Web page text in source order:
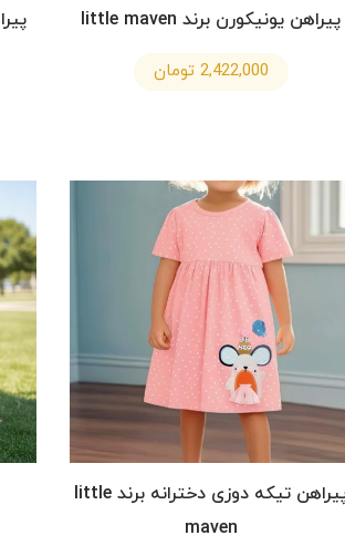
پیراهن یونیکورن برند little maven
2,422,000 تومان
پیراهن تیکه دوزی دخترانه برند little
maven